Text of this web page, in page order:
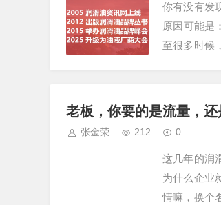
你有没有发
原因可能是
至很多时候
老板，你要的是流量，还
张金荣 212 0
这几年的润
为什么企业
情嘛，换个